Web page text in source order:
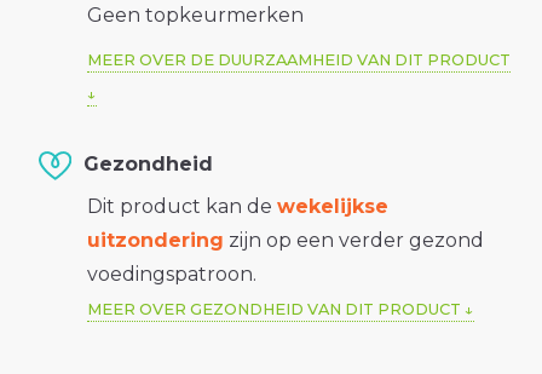
Geen topkeurmerken
MEER OVER DE DUURZAAMHEID VAN DIT PRODUCT
Gezondheid
Dit product kan de wekelijkse
uitzondering zijn op een verder gezond
voedingspatroon.
MEER OVER GEZONDHEID VAN DIT PRODUCT